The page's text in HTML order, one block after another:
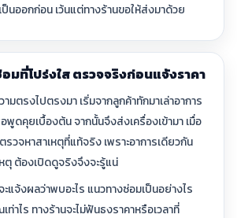
นออกก่อน เว้นแต่ทางร้านขอให้ส่งมาด้วย
มที่โปร่งใส ตรวจจริงก่อนแจ้งราคา
มตรงไปตรงมา เริ่มจากลูกค้าทักมาเล่าอาการ
พูดคุยเบื้องต้น จากนั้นจึงส่งเครื่องเข้ามา เมื่อ
รวจหาสาเหตุที่แท้จริง เพราะอาการเดียวกัน
ตุ ต้องเปิดดูจริงจึงจะรู้แน่
แจ้งผลว่าพบอะไร แนวทางซ่อมเป็นอย่างไร
ท่าไร ทางร้านจะไม่ฟันธงราคาหรือเวลาที่